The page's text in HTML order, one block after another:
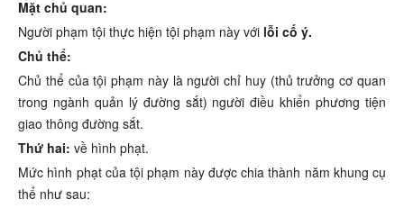
Mặt chủ quan:
Người phạm tội thực hiện tội phạm này với lỗi cố ý.
Chủ thể:
Chủ thể của tội phạm này là người chỉ huy (thủ trưởng cơ quan
trong ngành quản lý đường sắt) người điều khiển phương tiện
giao thông đường sắt.
Thứ hai: về hình phạt.
Mức hình phạt của tội phạm này được chia thành năm khung cụ
thể như sau: